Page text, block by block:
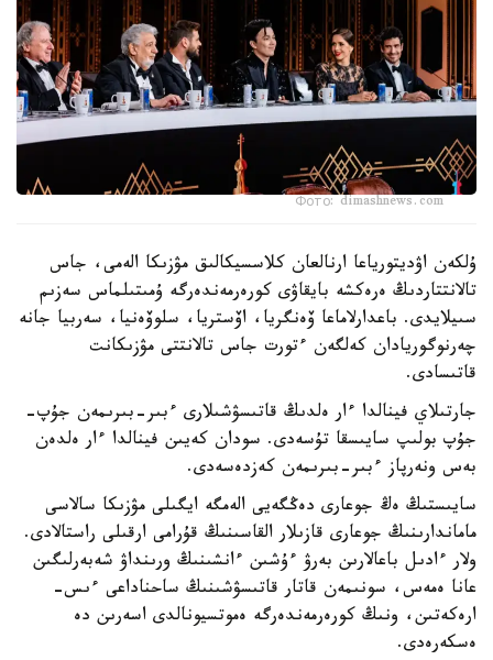
Фото: dimashnews.com
ۇلكەن اۋديتورياعا ارنالعان كلاسسيكالىق مۋزىكا الەمى، جاس
تالانتتاردىڭ ەرەكشە بايقاۋى كورەرمەندەرگە ۇمىتىلماس سەزىم
سىيلايدى. باعدارلاماعا ۆەنگريا، اۆستريا، سلوۆەنيا، سەربيا جانە
چەرنوگوريادان كەلگەن ءتورت جاس تالانتتى مۋزىكانت
قاتىسادى.
جارتىلاي فينالدا ءار ەلدىڭ قاتىسۋشىلارى ءبىر-بىرىمەن جۇپ-
جۇپ بولىپ سايىسقا تۇسەدى. سودان كەيىن فينالدا ءار ەلدەن
بەس ونەرپاز ءبىر-بىرىمەن كەزدەسەدى.
سايىستىڭ ەڭ جوعارى دەڭگەيى الەمگە ايگىلى مۋزىكا سالاسى
ماماندارىنىڭ جوعارى قازىلار القاسىنىڭ قۇرامى ارقىلى راستالادى.
ولار ءادىل باعالارىن بەرۋ ءۇشىن ءانشىنىڭ ورىنداۋ شەبەرلىگىن
عانا ەمەس، سونىمەن قاتار قاتىسۋشىنىڭ ساحناداعى ءىس-
ارەكەتىن، ونىڭ كورەرمەندەرگە ەموتسيونالدى اسەرىن دە
ەسكەرەدى.